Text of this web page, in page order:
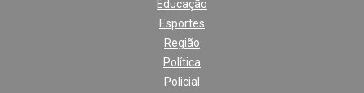
Educação
Esportes
Região
Política
Policial